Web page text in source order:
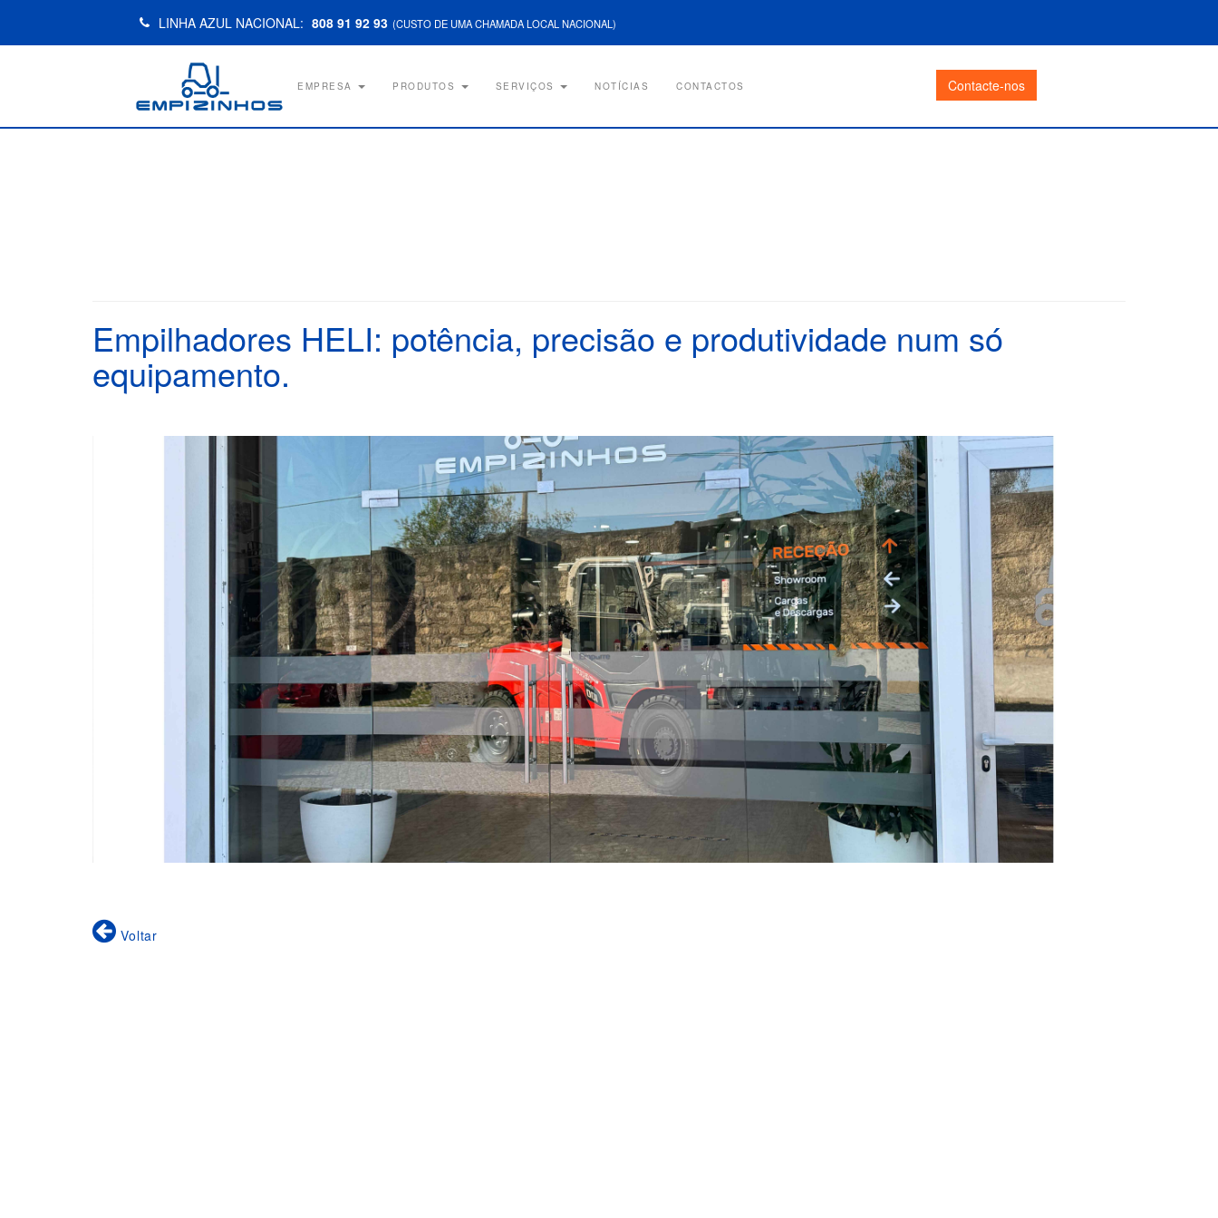
LINHA AZUL NACIONAL: 808 91 92 93 (CUSTO DE UMA CHAMADA LOCAL NACIONAL)
EMPRESA PRODUTOS SERVIÇOS NOTÍCIAS CONTACTOS Contacte-nos
Empilhadores HELI: potência, precisão e produtividade num só
equipamento.
Voltar